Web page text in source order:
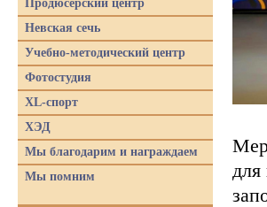
для
Продюсерский центр
Невская сечь
Учебно-методический центр
Фотостудия
XL-спорт
ХЭД
Мы благодарим и награждаем
Мы помним